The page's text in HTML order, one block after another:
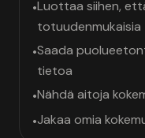
•Luottaa siihen,
totuudenmukaisia
•Saada
tietoa
•Nähdä aitoja
•Jakaa omia